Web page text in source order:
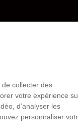
Nouvelles
récentes
La Chaire
collecter des
votre expérience
d’analyser les
personnaliser